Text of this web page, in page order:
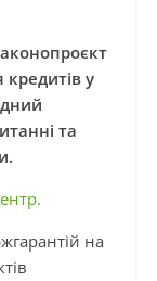
у
та
на